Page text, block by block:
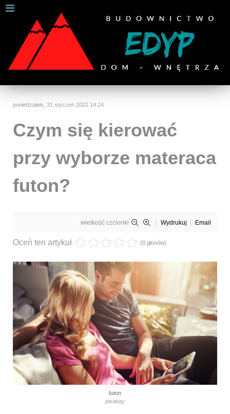
poniedziałek, 31 styczeń 2022 14:24
Czym się kierować
przy wyborze materaca
futon?
wielkość czcionki Wydrukuj Email
Oceń ten artykuł (0 głosów)
futon
pixabay
W celu zapewnienia jak najlepszych usług online, ta
strona korzysta z plików cookies.
Jeśli korzystasz z naszej strony internetowej, wyrażasz zgodę na
używanie naszych plików cookies.Dalsze informacje
Rozumiem